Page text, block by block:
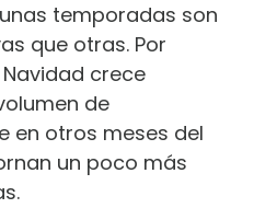
temporadas son
que otras. Por
crece
de
en otros meses del
un poco más